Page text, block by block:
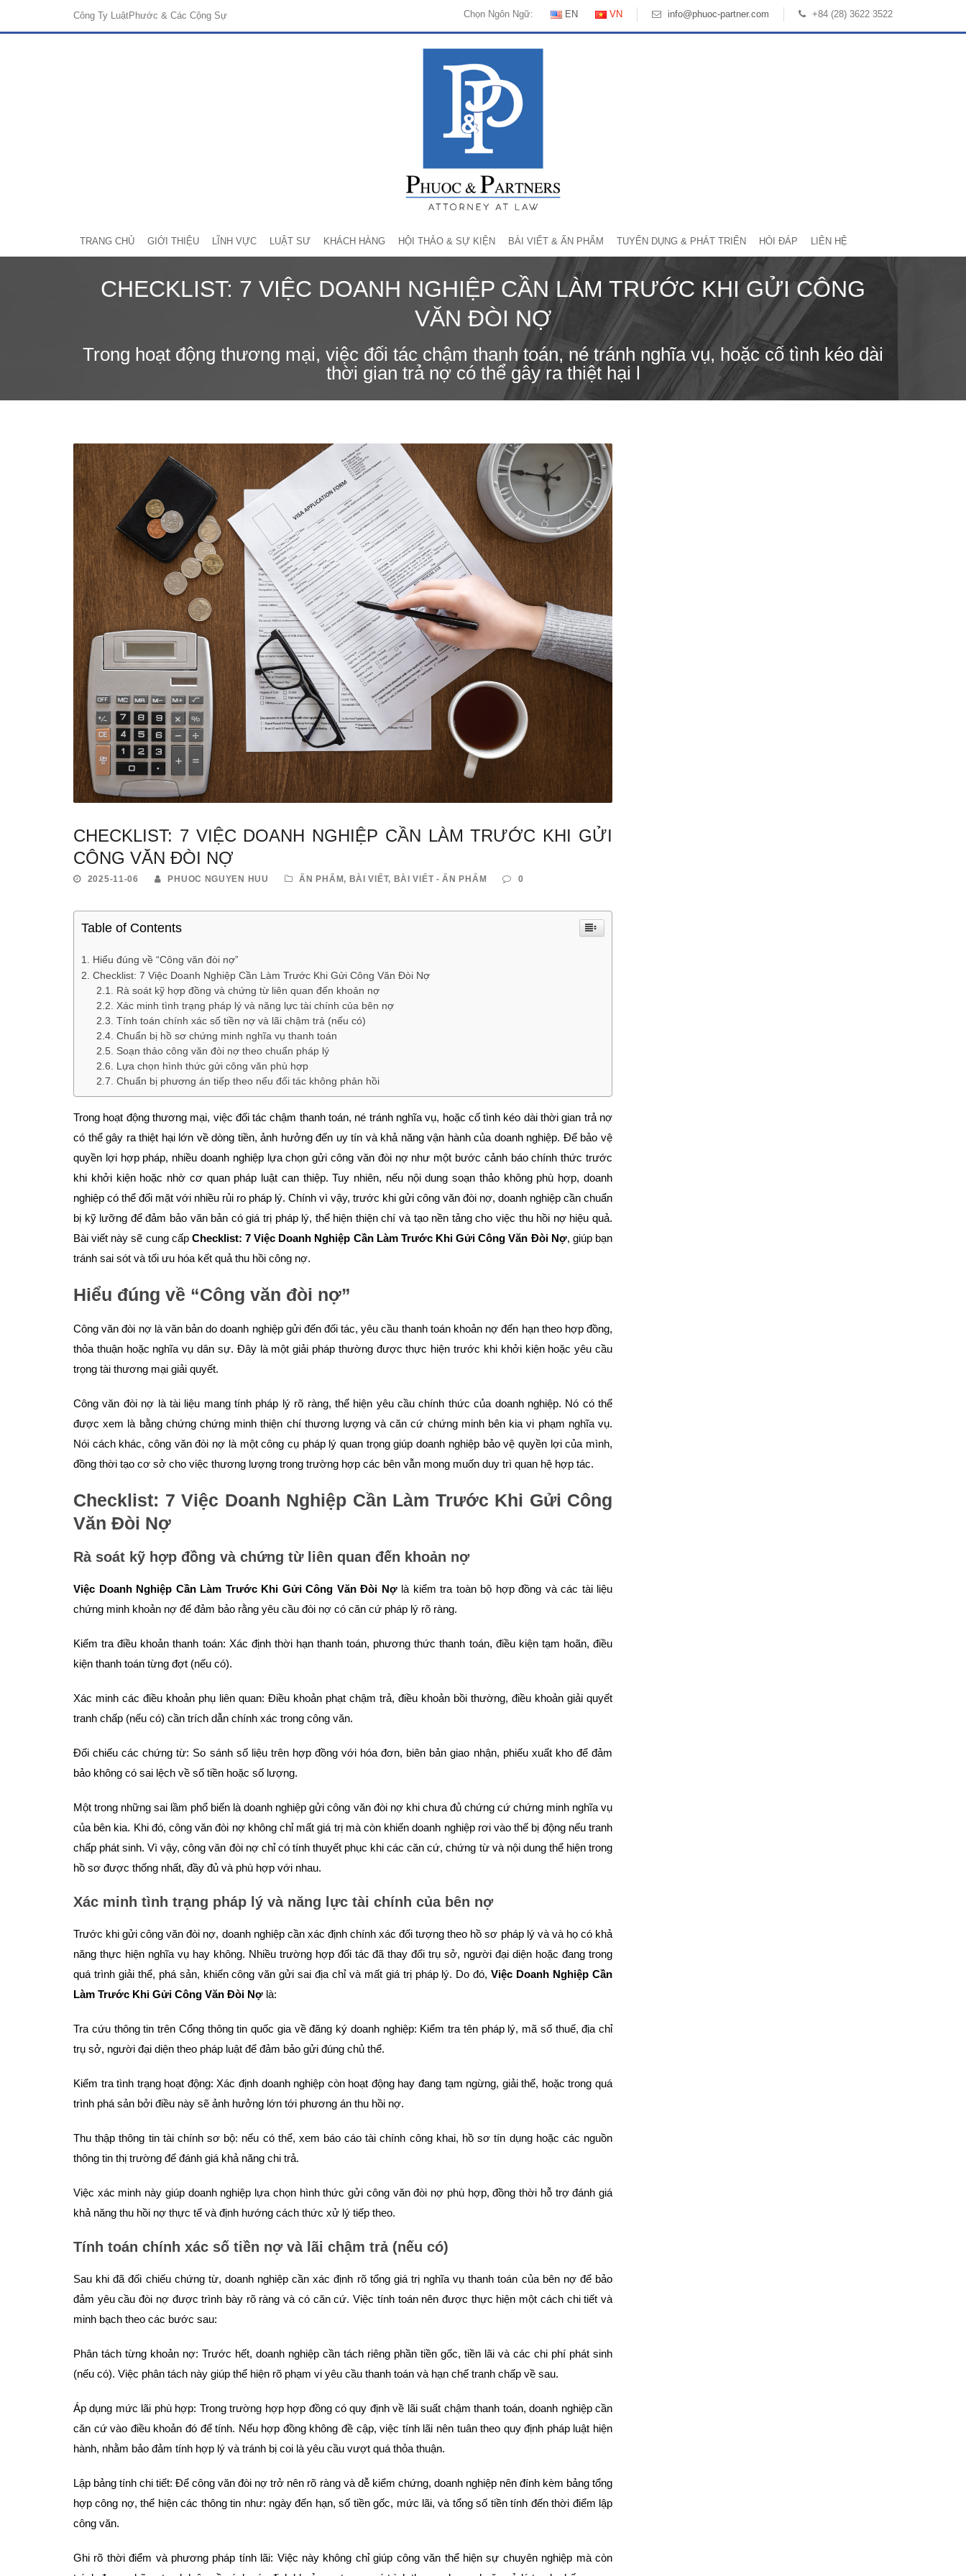
Công Ty LuậtPhước & Các Cộng Sự Chọn Ngôn Ngữ: EN VN info@phuoc-partner.com +84 (28) 3622 3522
TRANG CHỦ GIỚI THIỆU LĨNH VỰC LUẬT SƯ KHÁCH HÀNG HỘI THẢO & SỰ KIỆN BÀI VIẾT & ẤN PHẨM TUYỂN DỤNG & PHÁT TRIỂN HỎI ĐÁP LIÊN HỆ
CHECKLIST: 7 VIỆC DOANH NGHIỆP CẦN LÀM TRƯỚC KHI GỬI CÔNG
VĂN ĐÒI NỢ
Trong hoạt động thương mại, việc đối tác chậm thanh toán, né tránh nghĩa vụ, hoặc cố tình kéo dài
thời gian trả nợ có thể gây ra thiệt hại l
CHECKLIST: 7 VIỆC DOANH NGHIỆP CẦN LÀM TRƯỚC KHI GỬI
CÔNG VĂN ĐÒI NỢ
2025-11-06 PHUOC NGUYEN HUU ẤN PHẨM, BÀI VIẾT, BÀI VIẾT - ẤN PHẨM 0
Table of Contents
Hiểu đúng về “Công văn đòi nợ”
Checklist: 7 Việc Doanh Nghiệp Cần Làm Trước Khi Gửi Công Văn Đòi Nợ
Rà soát kỹ hợp đồng và chứng từ liên quan đến khoản nợ
Xác minh tình trạng pháp lý và năng lực tài chính của bên nợ
Tính toán chính xác số tiền nợ và lãi chậm trả (nếu có)
Chuẩn bị hồ sơ chứng minh nghĩa vụ thanh toán
Soạn thảo công văn đòi nợ theo chuẩn pháp lý
Lựa chọn hình thức gửi công văn phù hợp
Chuẩn bị phương án tiếp theo nếu đối tác không phản hồi
Trong hoạt động thương mại, việc đối tác chậm thanh toán, né tránh nghĩa vụ, hoặc cố tình kéo dài thời gian trả nợ
có thể gây ra thiệt hại lớn về dòng tiền, ảnh hưởng đến uy tín và khả năng vận hành của doanh nghiệp. Để bảo vệ
quyền lợi hợp pháp, nhiều doanh nghiệp lựa chọn gửi công văn đòi nợ như một bước cảnh báo chính thức trước
khi khởi kiện hoặc nhờ cơ quan pháp luật can thiệp. Tuy nhiên, nếu nội dung soạn thảo không phù hợp, doanh
nghiệp có thể đối mặt với nhiều rủi ro pháp lý. Chính vì vậy, trước khi gửi công văn đòi nợ, doanh nghiệp cần chuẩn
bị kỹ lưỡng để đảm bảo văn bản có giá trị pháp lý, thể hiện thiện chí và tạo nền tảng cho việc thu hồi nợ hiệu quả.
Bài viết này sẽ cung cấp Checklist: 7 Việc Doanh Nghiệp Cần Làm Trước Khi Gửi Công Văn Đòi Nợ, giúp bạn
tránh sai sót và tối ưu hóa kết quả thu hồi công nợ.
Hiểu đúng về “Công văn đòi nợ”
Công văn đòi nợ là văn bản do doanh nghiệp gửi đến đối tác, yêu cầu thanh toán khoản nợ đến hạn theo hợp đồng,
thỏa thuận hoặc nghĩa vụ dân sự. Đây là một giải pháp thường được thực hiện trước khi khởi kiện hoặc yêu cầu
trọng tài thương mại giải quyết.
Công văn đòi nợ là tài liệu mang tính pháp lý rõ ràng, thể hiện yêu cầu chính thức của doanh nghiệp. Nó có thể
được xem là bằng chứng chứng minh thiện chí thương lượng và căn cứ chứng minh bên kia vi phạm nghĩa vụ.
Nói cách khác, công văn đòi nợ là một công cụ pháp lý quan trọng giúp doanh nghiệp bảo vệ quyền lợi của mình,
đồng thời tạo cơ sở cho việc thương lượng trong trường hợp các bên vẫn mong muốn duy trì quan hệ hợp tác.
Checklist: 7 Việc Doanh Nghiệp Cần Làm Trước Khi Gửi Công
Văn Đòi Nợ
Rà soát kỹ hợp đồng và chứng từ liên quan đến khoản nợ
Việc Doanh Nghiệp Cần Làm Trước Khi Gửi Công Văn Đòi Nợlà kiểm tra toàn bộ hợp đồng và các tài liệu
chứng minh khoản nợ để đảm bảo rằng yêu cầu đòi nợ có căn cứ pháp lý rõ ràng.
Kiểm tra điều khoản thanh toán: Xác định thời hạn thanh toán, phương thức thanh toán, điều kiện tạm hoãn, điều
kiện thanh toán từng đợt (nếu có).
Xác minh các điều khoản phụ liên quan: Điều khoản phạt chậm trả, điều khoản bồi thường, điều khoản giải quyết
tranh chấp (nếu có) cần trích dẫn chính xác trong công văn.
Đối chiếu các chứng từ: So sánh số liệu trên hợp đồng với hóa đơn, biên bản giao nhận, phiếu xuất kho để đảm
bảo không có sai lệch về số tiền hoặc số lượng.
Một trong những sai lầm phổ biến là doanh nghiệp gửi công văn đòi nợ khi chưa đủ chứng cứ chứng minh nghĩa vụ
của bên kia. Khi đó, công văn đòi nợ không chỉ mất giá trị mà còn khiến doanh nghiệp rơi vào thế bị động nếu tranh
chấp phát sinh. Vì vậy, công văn đòi nợ chỉ có tính thuyết phục khi các căn cứ, chứng từ và nội dung thể hiện trong
hồ sơ được thống nhất, đầy đủ và phù hợp với nhau.
Xác minh tình trạng pháp lý và năng lực tài chính của bên nợ
Trước khi gửi công văn đòi nợ, doanh nghiệp cần xác định chính xác đối tượng theo hồ sơ pháp lý và và họ có khả
năng thực hiện nghĩa vụ hay không. Nhiều trường hợp đối tác đã thay đổi trụ sở, người đại diện hoặc đang trong
quá trình giải thể, phá sản, khiến công văn gửi sai địa chỉ và mất giá trị pháp lý. Do đó,Việc Doanh Nghiệp Cần
Làm Trước Khi Gửi Công Văn Đòi Nợ là:
Tra cứu thông tin trên Cổng thông tin quốc gia về đăng ký doanh nghiệp: Kiểm tra tên pháp lý, mã số thuế, địa chỉ
trụ sở, người đại diện theo pháp luật để đảm bảo gửi đúng chủ thể.
Kiểm tra tình trạng hoạt động: Xác định doanh nghiệp còn hoạt động hay đang tạm ngừng, giải thể, hoặc trong quá
trình phá sản bởi điều này sẽ ảnh hưởng lớn tới phương án thu hồi nợ.
Thu thập thông tin tài chính sơ bộ: nếu có thể, xem báo cáo tài chính công khai, hồ sơ tín dụng hoặc các nguồn
thông tin thị trường để đánh giá khả năng chi trả.
Việc xác minh này giúp doanh nghiệp lựa chọn hình thức gửi công văn đòi nợ phù hợp, đồng thời hỗ trợ đánh giá
khả năng thu hồi nợ thực tế và định hướng cách thức xử lý tiếp theo.
Tính toán chính xác số tiền nợ và lãi chậm trả (nếu có)
Sau khi đã đối chiếu chứng từ, doanh nghiệp cần xác định rõ tổng giá trị nghĩa vụ thanh toán của bên nợ để bảo
đảm yêu cầu đòi nợ được trình bày rõ ràng và có căn cứ. Việc tính toán nên được thực hiện một cách chi tiết và
minh bạch theo các bước sau:
Phân tách từng khoản nợ: Trước hết, doanh nghiệp cần tách riêng phần tiền gốc, tiền lãi và các chi phí phát sinh
(nếu có). Việc phân tách này giúp thể hiện rõ phạm vi yêu cầu thanh toán và hạn chế tranh chấp về sau.
Áp dụng mức lãi phù hợp: Trong trường hợp hợp đồng có quy định về lãi suất chậm thanh toán, doanh nghiệp cần
căn cứ vào điều khoản đó để tính. Nếu hợp đồng không đề cập, việc tính lãi nên tuân theo quy định pháp luật hiện
hành, nhằm bảo đảm tính hợp lý và tránh bị coi là yêu cầu vượt quá thỏa thuận.
Lập bảng tính chi tiết: Để công văn đòi nợ trở nên rõ ràng và dễ kiểm chứng, doanh nghiệp nên đính kèm bảng tổng
hợp công nợ, thể hiện các thông tin như: ngày đến hạn, số tiền gốc, mức lãi, và tổng số tiền tính đến thời điểm lập
công văn.
Ghi rõ thời điểm và phương pháp tính lãi: Việc này không chỉ giúp công văn thể hiện sự chuyên nghiệp mà còn